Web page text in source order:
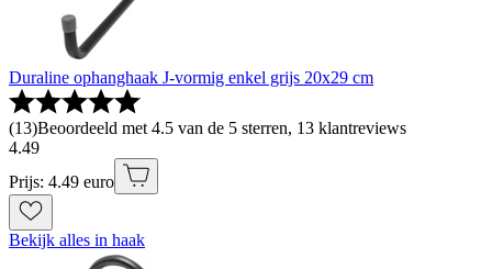
Duraline ophanghaak J-vormig enkel grijs 20x29 cm
(13)Beoordeeld met 4.5 van de 5 sterren, 13 klantreviews
4.49
Prijs: 4.49 euro
Bekijk alles in haak